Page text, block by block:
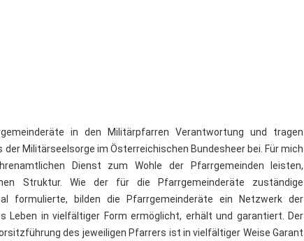
in den Militärpfarren Verantwortung und tragen
Militärseelsorge im Österreichischen Bundesheer bei. Für mich
Dienst zum Wohle der Pfarrgemeinden leisten,
Struktur. Wie der für die Pfarrgemeinderäte zuständige
formulierte, bilden die Pfarrgemeinderäte ein Netzwerk der
Leben in vielfältiger Form ermöglicht, erhält und garantiert. Der
des jeweiligen Pfarrers ist in vielfältiger Weise Garant